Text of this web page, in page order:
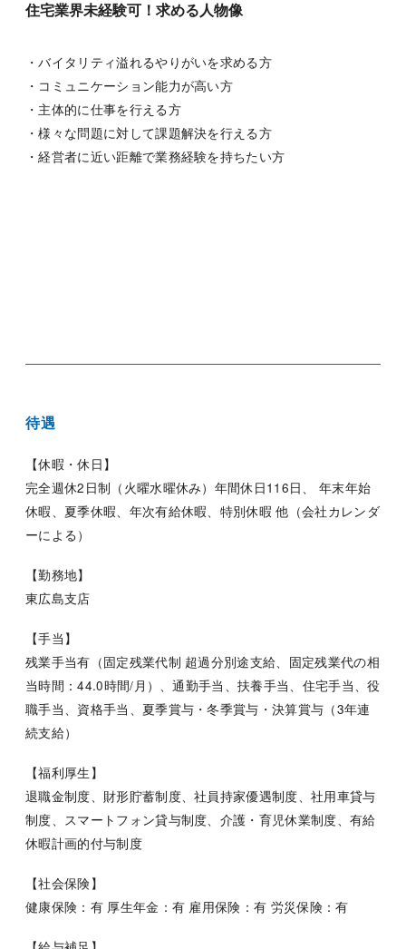
住宅業界未経験可！求める人物像
・バイタリティ溢れるやりがいを求める方
・コミュニケーション能力が高い方
・主体的に仕事を行える方
・様々な問題に対して課題解決を行える方
・経営者に近い距離で業務経験を持ちたい方
待遇
【休暇・休日】
完全週休2日制（火曜水曜休み）年間休日116日、 年末年始
休暇、夏季休暇、年次有給休暇、特別休暇 他（会社カレンダ
ーによる）
【勤務地】
東広島支店
【手当】
残業手当有（固定残業代制 超過分別途支給、固定残業代の相
当時間：44.0時間/月）、通勤手当、扶養手当、住宅手当、役
職手当、資格手当、夏季賞与・冬季賞与・決算賞与（3年連
続支給）
【福利厚生】
退職金制度、財形貯蓄制度、社員持家優遇制度、社用車貸与
制度、スマートフォン貸与制度、介護・育児休業制度、有給
休暇計画的付与制度
【社会保険】
健康保険：有 厚生年金：有 雇用保険：有 労災保険：有